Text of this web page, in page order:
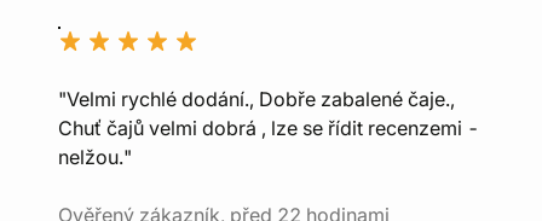
"Velmi rychlé dodání., Dobře zabalené čaje.,
Chuť čajů velmi dobrá , lze se řídit recenzemi -
nelžou."
Ověřený zákazník, před 22 hodinami